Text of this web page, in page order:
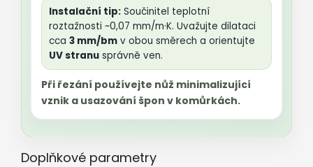
Instalační tip: Součinitel teplotní
roztažnosti ~0,07 mm/m·K. Uvažujte dilataci
cca 3 mm/bm v obou směrech a orientujte
UV stranu správně ven.
Při řezání používejte nůž minimalizující
vznik a usazování špon v komůrkách.
Doplňkové parametry